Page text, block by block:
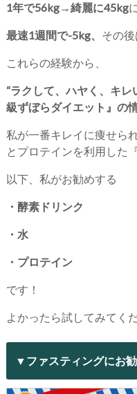
1年で56kg→綺麗に45kg
最速1週間で-5kg、 その
これらの経験から、
“ラクして、ハヤく、キ
級ずぼらダイエット』の
私が一番キレイに痩せら
とプロテインを利用した
以下、私がお勧めする
・酵素ドリンク
・水
・プロテイン
です！
よかったら試してみてく
▼ファスティングにお